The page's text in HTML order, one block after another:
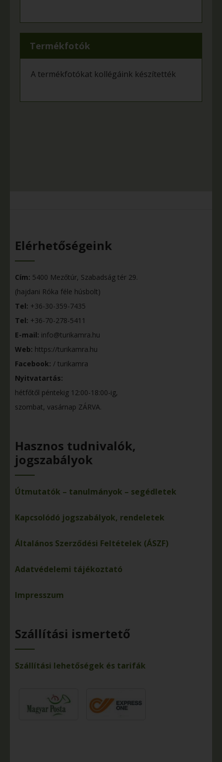
Termékfotók
A termékfotókat kollégáink készítették
Elérhetőségeink
Cím: 5400 Mezőtúr, Szabadság tér 29.
(hajdani Róka féle húsbolt)
Tel: +36-30-359-7435
Tel: +36-70-278-5411
E-mail: info@turikamra.hu
Web: https://turikamra.hu
Facebook: / turikamra
Nyitvatartás:
hétfőtől péntekig 12:00-18:00-ig,
szombat, vasárnap ZÁRVA.
Hasznos tudnivalók,
jogszabályok
Útmutatók – tanulmányok – segédletek
Kapcsolódó jogszabályok, rendeletek
Általános Szerződési Feltételek (ÁSZF)
Adatvédelemi tájékoztató
Impresszum
Szállítási ismertető
Szállítási lehetőségek és tarifák